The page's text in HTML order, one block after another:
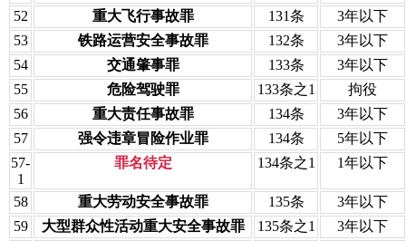
52 重大飞行事故罪 131条
3年以下
53
铁路运营安全事故罪 132条
3年以下
54
交通肇事罪 133条
3年以下
55
危险驾驶罪 133条之1
拘役
56
重大责任事故罪 134条
3年以下
57
强令违章冒险作业罪 134条
5年以下
57-
1
罪名待定 134条之1 1年以下
58 重大劳动安全事故罪 135条
3年以下
59
大型群众性活动重大安全事故罪 135条之1
3年以下